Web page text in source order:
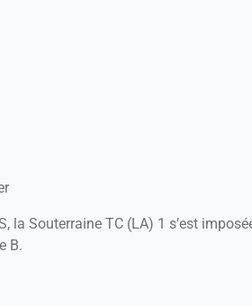
la Souterraine TC (LA) 1 s’est
B.